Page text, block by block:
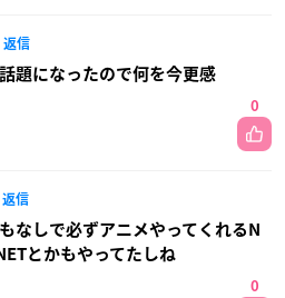
返信
題になったので何を今更感
0
返信
なしで必ずアニメやってくれるN
とかもやってたしね
0